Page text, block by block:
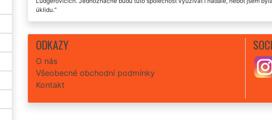
úklidu.
ODKAZY
O nás
Všeobecné obchodní podmínky
Kontakt